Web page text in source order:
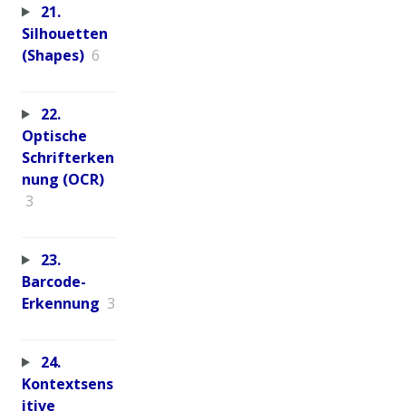
21.
Silhouetten
(Shapes) 6
22.
Optische
Schrifterken
nung (OCR)
3
23.
Barcode-
Erkennung 3
24.
Kontextsens
itive